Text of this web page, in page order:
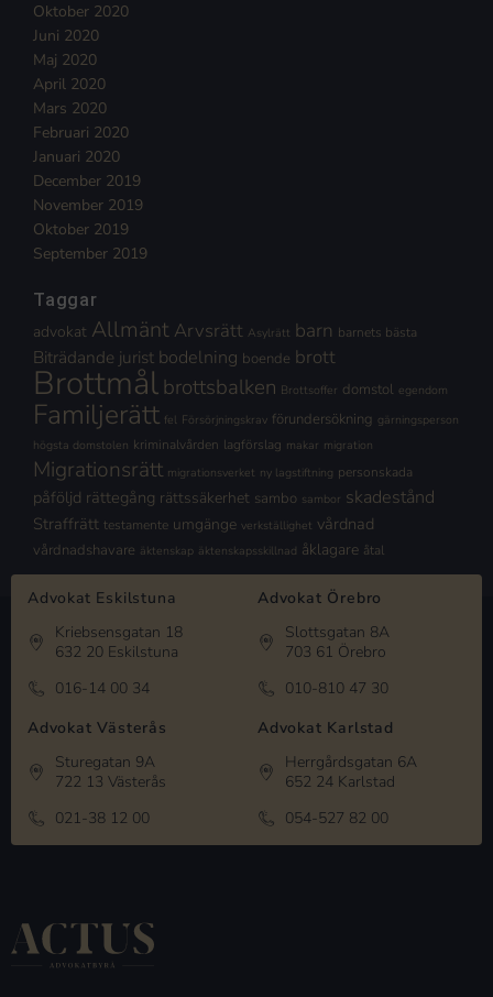
Oktober 2020
Juni 2020
Maj 2020
April 2020
Mars 2020
Februari 2020
Januari 2020
December 2019
November 2019
Oktober 2019
September 2019
Taggar
advokat Allmänt Arvsrätt Asylrätt barn barnets bästa
Biträdande jurist bodelning boende brott
Brottmålbrottsbalken Brottsoffer domstol egendom
Familjerätt fel Försörjningskrav förundersökning gärningsperson
högsta domstolen kriminalvården lagförslag makar migration
Migrationsrätt migrationsverket ny lagstiftning personskada
påföljd rättegång rättssäkerhet sambo sambor skadestånd
Straffrätt testamente umgänge verkställighet vårdnad
vårdnadshavare äktenskap äktenskapsskillnad åklagare åtal
Advokat Eskilstuna
Kriebsensgatan 18
632 20 Eskilstuna
016-14 00 34
Advokat Örebro
Slottsgatan 8A
703 61 Örebro
010-810 47 30
Advokat Västerås
Sturegatan 9A
722 13 Västerås
021-38 12 00
Advokat Karlstad
Herrgårdsgatan 6A
652 24 Karlstad
054-527 82 00